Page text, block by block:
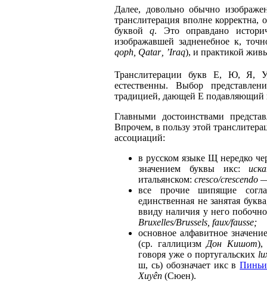
Далее, довольно обычно
транслитерация вполне
буквойq. Это оправдано
изображавшей задненебное к,
qoph, Qatar‚ ’Iraq), и практикой
Транслитерации букв Е, Ю, Я,
естественны. Выбор
традицией, дающей Е подавляющий
Главными достоинствами
Впрочем, в пользу этой
ассоциаций:
в русском языке Щ нередко
значением буквы икс:
итальянском: cresco/crescendo
все прочие шипящие
единственная не занятая
ввиду наличия у него
Bruxelles/Brussels, faux/fausse;
основное алфавитное
(ср. галлицизм Дон Кишот),
говоря уже о португальских
ш, сь) обозначает икс в
Xuyên (Сюен).